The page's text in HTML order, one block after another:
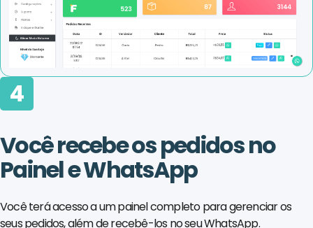
4
Você recebe os pedidos no
Painel e WhatsApp
Você terá acesso a um painel completo para gerenciar os
seus pedidos, além de recebê-los no seu WhatsApp.